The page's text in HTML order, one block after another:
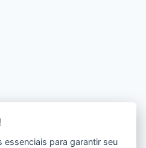
essenciais para garantir seu